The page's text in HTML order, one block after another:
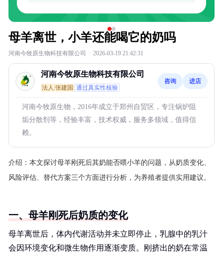
母羊离世，小羊还能喝它的奶吗
河南今牧原生物科技有限公司 · 2026-03-19 21:42:31
河南今牧原生物科技有限公司
法人:张建国 通过真实性核验
咨询 进店
河南今牧原生物，2016年成立于郑州自贸区，专注锅炉阻
垢分散剂等，经验丰富，技术权威，服务多领域，值得信
赖。
介绍： 本文探讨母羊刚死后其奶能否喂小羊的问题，从奶质变化、
风险评估、替代方案三个方面进行分析，为养殖者提供实用建议。
一、母羊刚死后奶质的变化
母羊离世后，体内代谢活动并未立即停止，乳腺中的乳汁
会因环境变化和微生物作用逐渐变质。刚挤出的奶在常温